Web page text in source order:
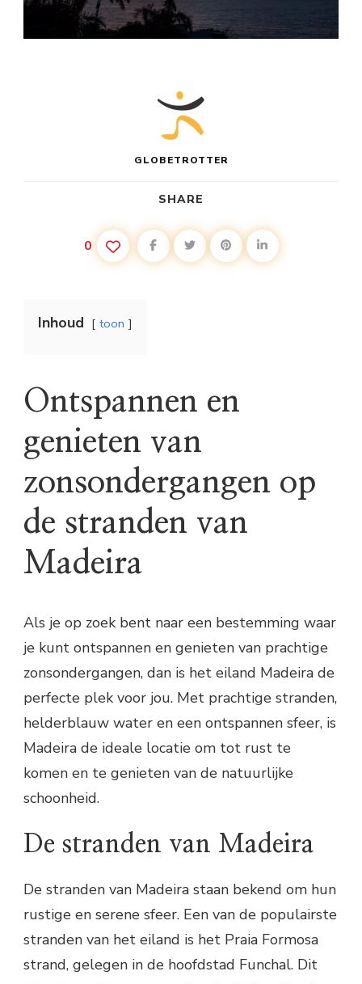
GLOBETROTTER
SHARE
0
Inhoud toon
Ontspannen en
genieten van
zonsondergangen op
de stranden van
Madeira
Als je op zoek bent naar een bestemming waar
je kunt ontspannen en genieten van prachtige
zonsondergangen, dan is het eiland Madeira de
perfecte plek voor jou. Met prachtige stranden,
helderblauw water en een ontspannen sfeer, is
Madeira de ideale locatie om tot rust te
komen en te genieten van de natuurlijke
schoonheid.
De stranden van Madeira
De stranden van Madeira staan bekend om hun
rustige en serene sfeer. Een van de populairste
stranden van het eiland is het Praia Formosa
strand, gelegen in de hoofdstad Funchal. Dit